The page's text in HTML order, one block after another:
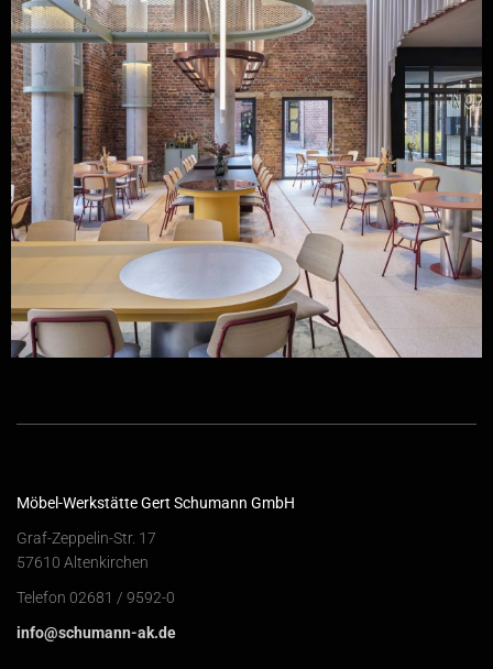
Möbel-Werkstätte Gert Schumann GmbH
Graf-Zeppelin-Str. 17
57610 Altenkirchen
Telefon 02681 / 9592-0
info@schumann-ak.de